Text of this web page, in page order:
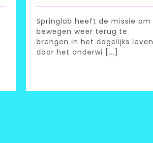
Springlab heeft de missie om
bewegen weer terug te
brengen in het dagelijks leven
door het onderwi [...]